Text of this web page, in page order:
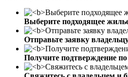
Выберите подходящее
Отправьте заявку
Получите подтверждение